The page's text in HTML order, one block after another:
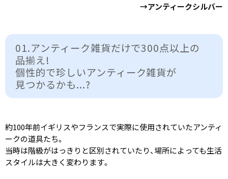
→アンティークシルバー
01.アンティーク雑貨だけで​300点以上の​
品揃え!
個性的で​珍しい​アンティーク雑貨が​
見つかるかも​...?
約100年前イギリスやフランスで実際に使用されていたアンティ
ークの道具たち。
当時は階級がはっきりと区別されていたり、場所によっても生活
スタイルは大きく変わります。